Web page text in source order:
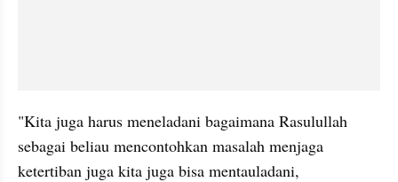
"Kita juga harus meneladani bagaimana Rasulullah
sebagai beliau mencontohkan masalah menjaga
ketertiban juga kita juga bisa mentauladani,